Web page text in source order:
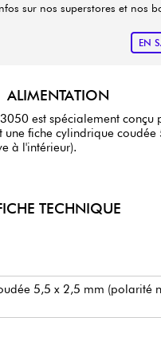
sur nos superstores et nos
EN
ALIMENTATION
est spécialement conçu
une fiche cylindrique coudée
à l'intérieur).
TECHNIQUE
5,5 x 2,5 mm (polarité